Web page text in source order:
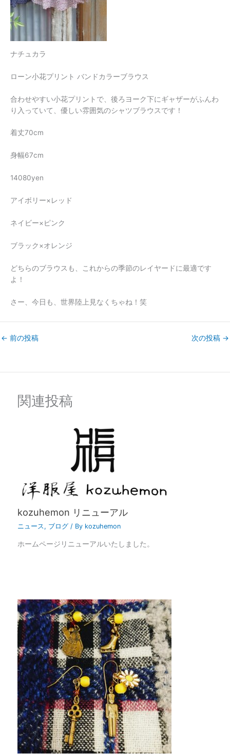
ナチュカラ
ローン小花プリント バンドカラーブラウス
合わせやすい小花プリントで、後ろヨーク下にギャザーがふんわ
り入っていて、優しい雰囲気のシャツブラウスです！
着丈70cm
身幅67cm
14080yen
アイボリー×レッド
ネイビー×ピンク
ブラック×オレンジ
どちらのブラウスも、これからの季節のレイヤードに最適です
よ！
さー、今日も、世界陸上見なくちゃね！笑
← 前の投稿 次の投稿 →
関連投稿
kozuhemon リニューアル
ニュース , ブログ / By kozuhemon
ホームページリニューアルいたしました。